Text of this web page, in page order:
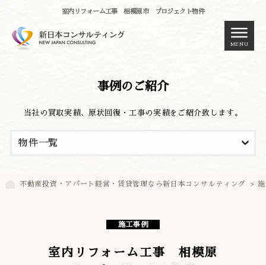
室内リフォーム工事 相模原市 プロジェクト物件
MENU
事例のご紹介
当社の買取実績、原状回復・工事の実績をご紹介致します。
不動産投資・アパート経営・賃貸管理なら新日本コンサルティング >
施工事例
室内リフォーム工事 相模原